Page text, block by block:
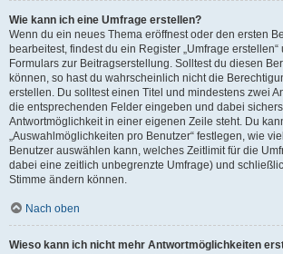
Wie kann ich eine Umfrage erstellen?
Wenn du ein neues Thema eröffnest oder den ersten
bearbeitest, findest du ein Register „Umfrage
Formulars zur Beitragserstellung. Solltest du diesen
können, so hast du wahrscheinlich nicht die
erstellen. Du solltest einen Titel und mindestens zwei
die entsprechenden Felder eingeben und dabei
Antwortmöglichkeit in einer eigenen Zeile steht. Du
„Auswahlmöglichkeiten pro Benutzer“ festlegen, wie
Benutzer auswählen kann, welches Zeitlimit für die
dabei eine zeitlich unbegrenzte Umfrage) und
Stimme ändern können.
Nach oben
Wieso kann ich nicht mehr Antwortmöglichkeiten